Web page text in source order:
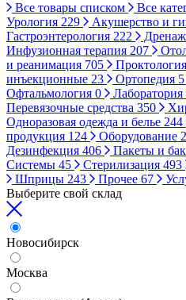
Все товары списком Все
Урология 229 Акушерство и
Гастроэнтерология 222
Инфузионная терапия 207
и реанимация 705 Проктология
инъекционные 23 Ортопедия 5
Офтальмология 0 Лаборатория
Перевязочные средства 350
Одноразовая одежда и белье 244
продукция 124 Оборудование
Дезинфекция 406 Пакеты и
Системы 45 Стерилизация 493
Шприцы 243 Прочее 67
Выберите свой склад
Новосибирск
Москва